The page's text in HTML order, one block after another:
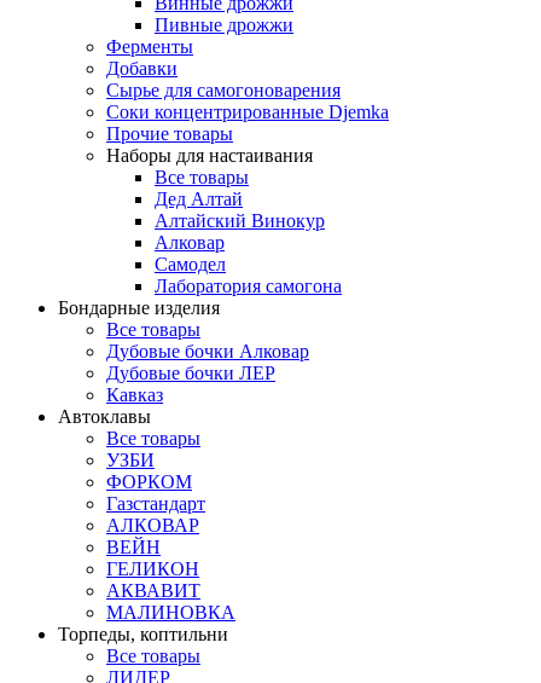
Пивные дрожжи
Ферменты
Добавки
Сырье для самогоноварения
Соки концентрированные Djemka
Прочие товары
Наборы для настаивания
Все товары
Дед Алтай
Алтайский Винокур
Алковар
Самодел
Лаборатория самогона
Бондарные изделия
Все товары
Дубовые бочки Алковар
Дубовые бочки ЛЕР
Кавказ
Автоклавы
Все товары
УЗБИ
ФОРКОМ
Газстандарт
АЛКОВАР
ВЕЙН
ГЕЛИКОН
АКВАВИТ
МАЛИНОВКА
Торпеды, коптильни
Все товары
ЛИДЕР